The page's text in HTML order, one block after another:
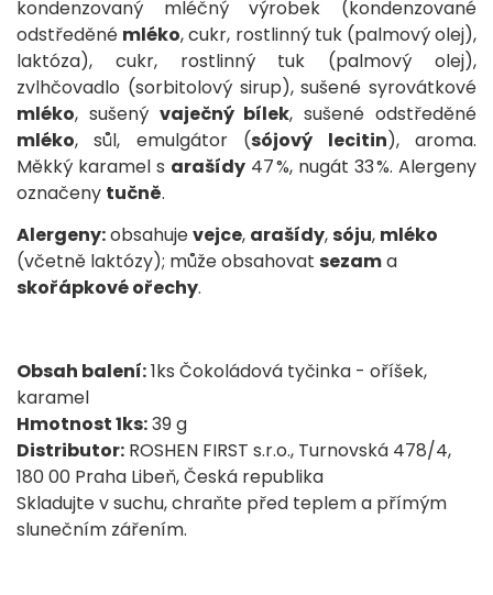
kondenzovaný mléčný výrobek (kondenzované
odstředěné mléko, cukr, rostlinný tuk (palmový olej),
laktóza), cukr, rostlinný tuk (palmový olej),
zvlhčovadlo (sorbitolový sirup), sušené syrovátkové
mléko, sušený vaječný bílek, sušené odstředěné
mléko, sůl, emulgátor (sójový lecitin), aroma.
Měkký karamel s arašídy 47 %, nugát 33 %. Alergeny
označeny tučně.
Alergeny:obsahujevejce, arašídy,sóju, mléko
(včetně laktózy); může obsahovat sezama
skořápkové ořechy.
Obsah balení:1ks Čokoládová tyčinka - oříšek,
karamel
Hmotnost 1ks:39 g
Distributor: ROSHEN FIRST s.r.o., Turnovská 478/4,
180 00 Praha Libeň, Česká republika
Skladujte v suchu, chraňte před teplem a přímým
slunečním zářením.